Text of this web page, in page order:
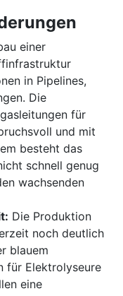
einer
in Pipelines,
Die
für
und mit
besteht das
schnell genug
wachsenden
Die Produktion
noch deutlich
blauem
für Elektrolyseure
eine